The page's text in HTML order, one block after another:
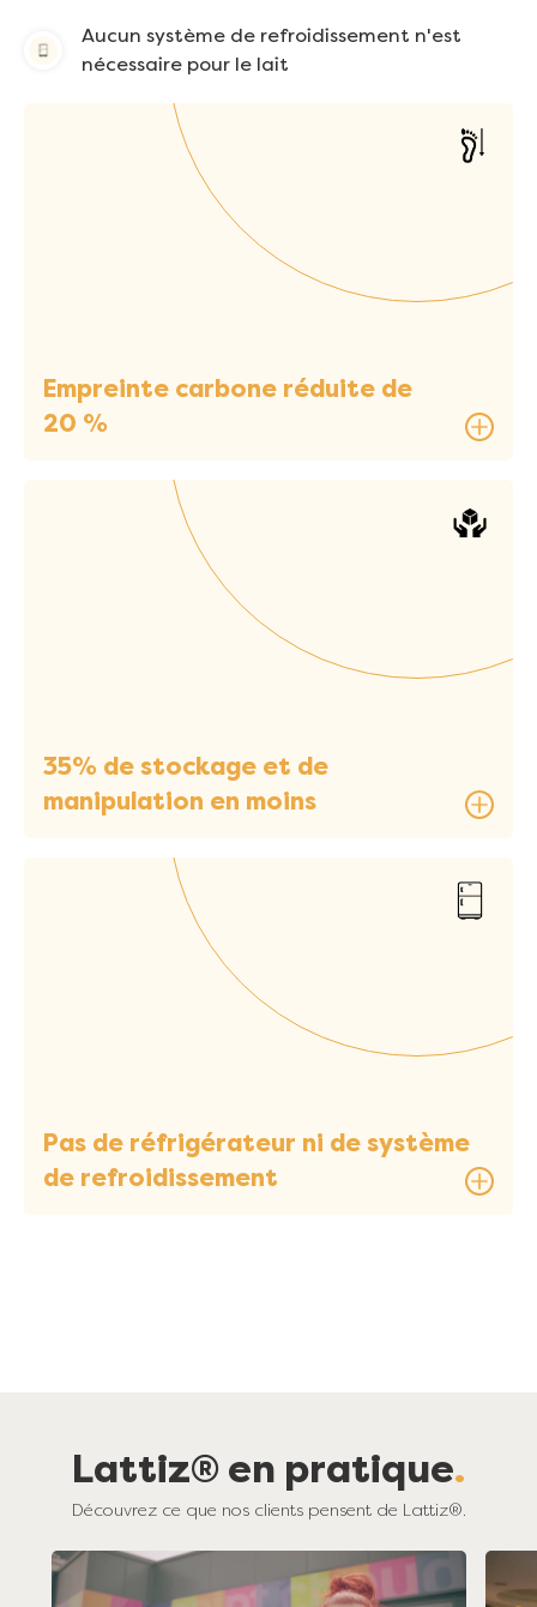
Aucun système de refroidissement n'est
nécessaire pour le lait
Empreinte carbone réduite de
20 %
35% de stockage et de
manipulation en moins
Pas de réfrigérateur ni de système
de refroidissement
Lattiz® en pratique
Découvrez ce que nos clients pensent de Lattiz®.